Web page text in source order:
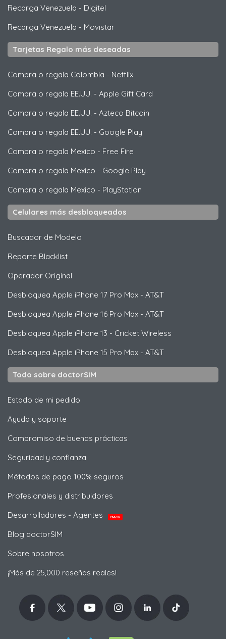
Recarga Venezuela - Digitel
Recarga Venezuela - Movistar
Tarjetas Regalo más deseadas
Compra o regala Colombia - Netflix
Compra o regala EE.UU. - Apple Gift Card
Compra o regala EE.UU. - Azteco Bitcoin
Compra o regala EE.UU. - Google Play
Compra o regala Mexico - Free Fire
Compra o regala Mexico - Google Play
Compra o regala Mexico - PlayStation
Celulares más desbloqueados
Buscador de Modelo
Reporte Blacklist
Operador Original
Desbloquea Apple iPhone 17 Pro Max - AT&T
Desbloquea Apple iPhone 16 Pro Max - AT&T
Desbloquea Apple iPhone 13 - Cricket Wireless
Desbloquea Apple iPhone 15 Pro Max - AT&T
Todo sobre doctorSIM
Estado de mi pedido
Ayuda y soporte
Compromiso de buenas prácticas
Seguridad y confianza
Métodos de pago 100% seguros
Profesionales y distribuidores
Desarrolladores - Agentes
NUEVO
Blog doctorSIM
Sobre nosotros
¡Más de 25,000 reseñas reales!